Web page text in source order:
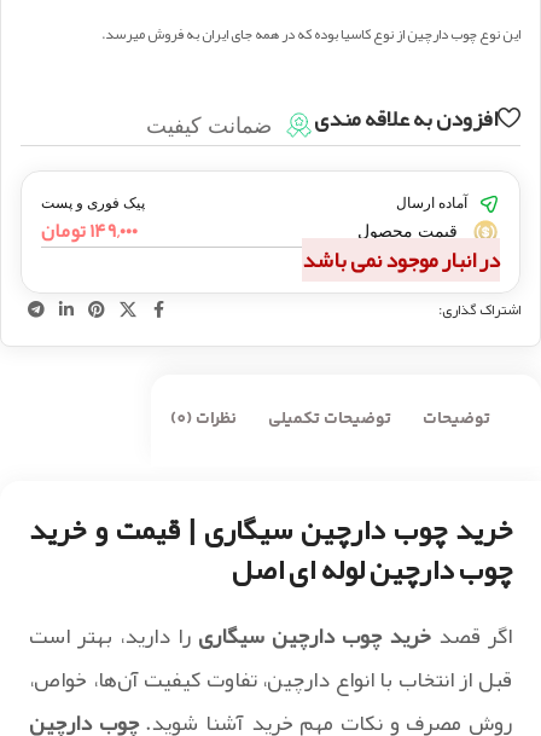
این نوع چوب دارچین از نوع کاسیا بوده که در همه جای ایران به فروش میرسد.
افزودن به علاقه مندی ضمانت کیفیت
آماده ارسال پیک فوری و پست
قیمت محصول ۱۴۹,۰۰۰تومان
در انبار موجود نمی باشد
اشتراک گذاری:
توضیحات توضیحات تکمیلی نظرات (0)
خرید چوب دارچین سیگاری | قیمت و خرید
چوب دارچین لوله ای اصل
اگر قصد خرید چوب دارچین سیگاریرا دارید، بهتر است
قبل از انتخاب با انواع دارچین، تفاوت کیفیت آن‌ها، خواص،
روش مصرف و نکات مهم خرید آشنا شوید.چوب دارچین